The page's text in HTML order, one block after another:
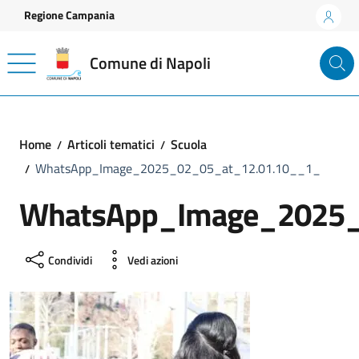
Vai ai contenuti
Vai al footer
Regione Campania
Comune di Napoli
Home Articoli tematici
Scuola
WhatsApp_Image_2025_02_05_at_12.01.10__1_
Condividi Vedi azioni